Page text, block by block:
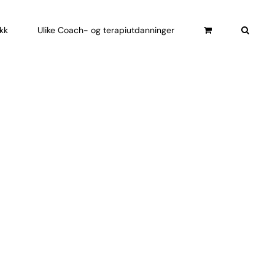
Ulike Coach- og terapiutdanninger